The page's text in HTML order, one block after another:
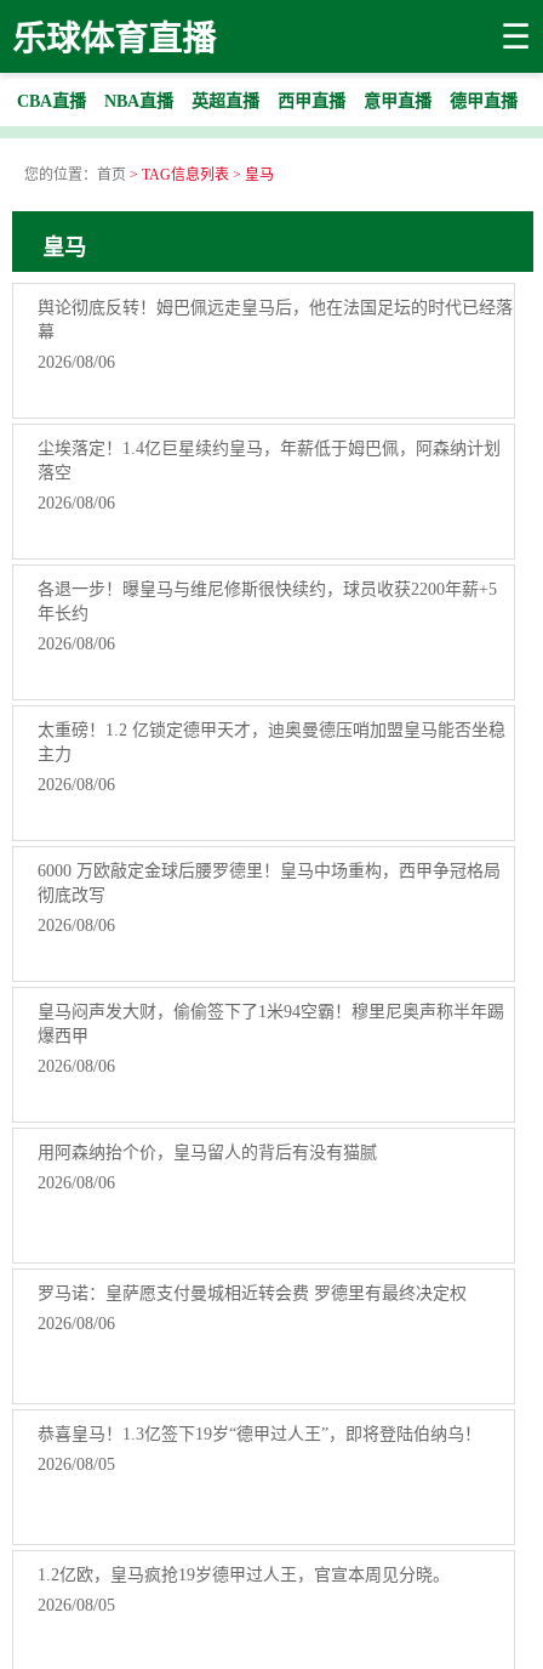
乐球体育直播 ☰
CBA直播 NBA直播 英超直播 西甲直播 意甲直播 德甲直播
您的位置： 首页 > TAG信息列表 > 皇马
皇马
舆论彻底反转！姆巴佩远走皇马后，他在法国足坛的时代已经落
幕
2026/08/06
尘埃落定！1.4亿巨星续约皇马，年薪低于姆巴佩，阿森纳计划
落空
2026/08/06
各退一步！曝皇马与维尼修斯很快续约，球员收获2200年薪+5
年长约
2026/08/06
太重磅！1.2 亿锁定德甲天才，迪奥曼德压哨加盟皇马能否坐稳
主力
2026/08/06
6000 万欧敲定金球后腰罗德里！皇马中场重构，西甲争冠格局
彻底改写
2026/08/06
皇马闷声发大财，偷偷签下了1米94空霸！穆里尼奥声称半年踢
爆西甲
2026/08/06
用阿森纳抬个价，皇马留人的背后有没有猫腻
2026/08/06
罗马诺：皇萨愿支付曼城相近转会费 罗德里有最终决定权
2026/08/06
恭喜皇马！1.3亿签下19岁“德甲过人王”，即将登陆伯纳乌！
2026/08/05
1.2亿欧，皇马疯抢19岁德甲过人王，官宣本周见分晓。
2026/08/05